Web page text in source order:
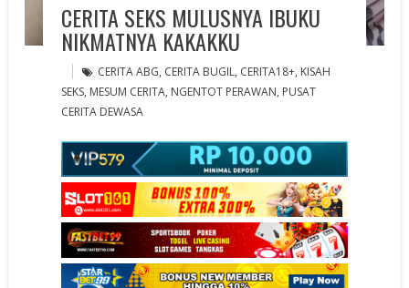
CERITA SEKS MULUSNYA IBUKU
NIKMATNYA KAKAKKU
CERITA ABG, CERITA BUGIL, CERITA18+, KISAH
SEKS, MESUM CERITA, NGENTOT PERAWAN, PUSAT
CERITA DEWASA